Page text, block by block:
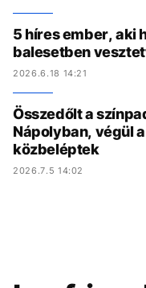
5 híres ember, aki
balesetben
2026.6.18 14:21
Összedőlt a
Nápolyban, végül
közbeléptek
2026.7.5 14:02